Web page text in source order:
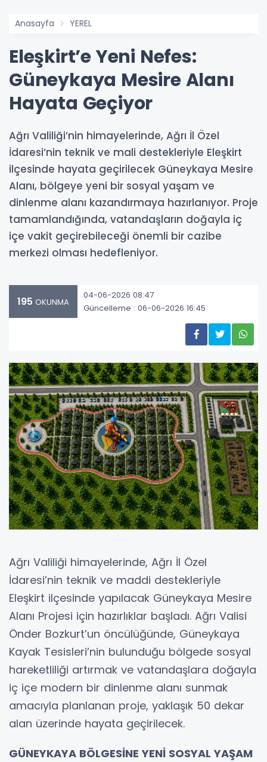
Anasayfa YEREL
Eleşkirt’e Yeni Nefes:
Güneykaya Mesire Alanı
Hayata Geçiyor
Ağrı Valiliği’nin himayelerinde, Ağrı İl Özel
İdaresi’nin teknik ve mali destekleriyle Eleşkirt
ilçesinde hayata geçirilecek Güneykaya Mesire
Alanı, bölgeye yeni bir sosyal yaşam ve
dinlenme alanı kazandırmaya hazırlanıyor. Proje
tamamlandığında, vatandaşların doğayla iç
içe vakit geçirebileceği önemli bir cazibe
merkezi olması hedefleniyor.
195 OKUNMA
04-06-2026 08:47
Güncelleme : 06-06-2026 16:45
Ağrı Valiliği himayelerinde, Ağrı İl Özel
İdaresi’nin teknik ve maddi destekleriyle
Eleşkirt ilçesinde yapılacak Güneykaya Mesire
Alanı Projesi için hazırlıklar başladı. Ağrı Valisi
Önder Bozkurt’un öncülüğünde, Güneykaya
Kayak Tesisleri’nin bulunduğu bölgede sosyal
hareketliliği artırmak ve vatandaşlara doğayla
iç içe modern bir dinlenme alanı sunmak
amacıyla planlanan proje, yaklaşık 50 dekar
alan üzerinde hayata geçirilecek.
GÜNEYKAYA BÖLGESİNE YENİ SOSYAL YAŞAM